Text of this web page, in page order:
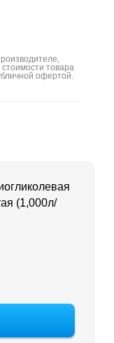
товара
офертой.
(1,000л/